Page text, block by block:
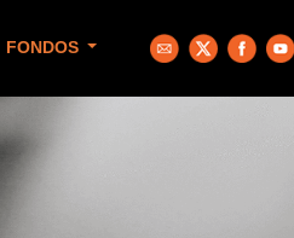
FONDOS